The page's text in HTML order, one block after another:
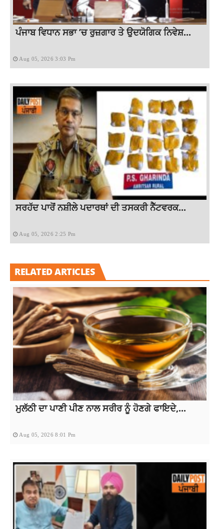
ਪੰਜਾਬ ਵਿਧਾਨ ਸਭਾ ’ਚ ਰੁਜ਼ਗਾਰ ਤੇ ਉਦਯੋਗਿਕ ਨਿਵੇਸ਼...
Aug 05, 2026 3:03 Pm
ਸਰਹੱਦ ਪਾਰੋਂ ਨਸ਼ੀਲੇ ਪਦਾਰਥਾਂ ਦੀ ਤਸਕਰੀ ਨੈੱਟਵਰਕ...
Aug 05, 2026 2:25 Pm
RELATED ARTICLES
ਮੁਲੱਠੀ ਦਾ ਪਾਣੀ ਪੀਣ ਨਾਲ ਸਰੀਰ ਨੂੰ ਹੋਣਗੇ ਫਾਇਦੇ,...
Aug 05, 2026 8:01 Pm